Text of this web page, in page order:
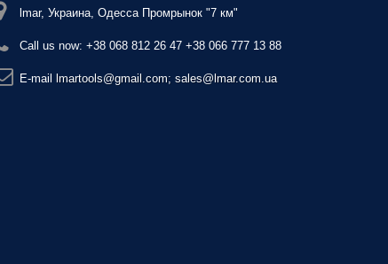
lmar, Украина, Одесса Промрынок "7 км"
Call us now: +38 068 812 26 47 +38 066 777 13 88
E-maіl lmartools@gmail.com; sales@lmar.com.ua